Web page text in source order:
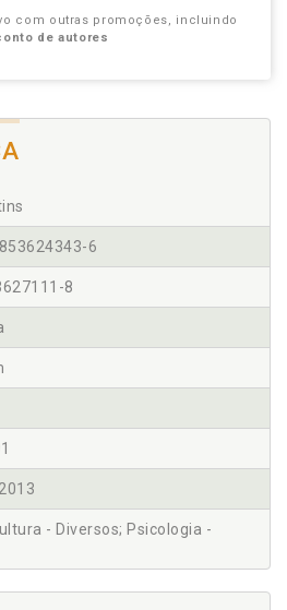
com outras promoções, incluindo
de autores
6
8
- Diversos; Psicologia -